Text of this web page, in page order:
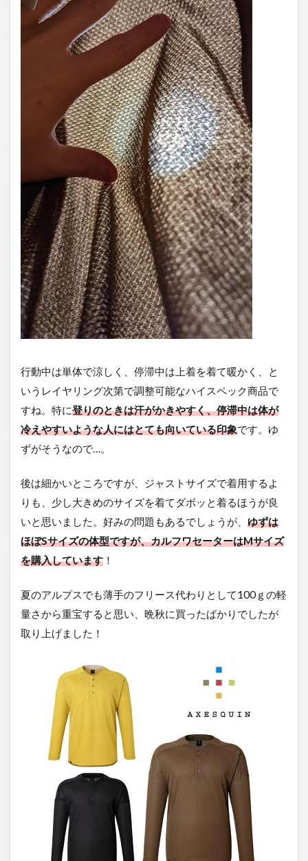
行動中は単体で涼しく、停滞中は上着を着て暖かく、と
いうレイヤリング次第で調整可能なハイスペック商品で
すね。特に登りのときは汗がかきやすく、停滞中は体が
冷えやすいような人にはとても向いている印象です。ゆ
ずがそうなので…。
後は細かいところですが、ジャストサイズで着用するよ
りも、少し大きめのサイズを着てダボッと着るほうが良
いと思いました。好みの問題もあるでしょうが、 ゆずは
ほぼSサイズの体型ですが、カルフワセーターはMサイズ
を購入しています ！
夏のアルプスでも薄手のフリース代わりとして100ｇの軽
量さから重宝すると思い、晩秋に買ったばかりでしたが
取り上げました！